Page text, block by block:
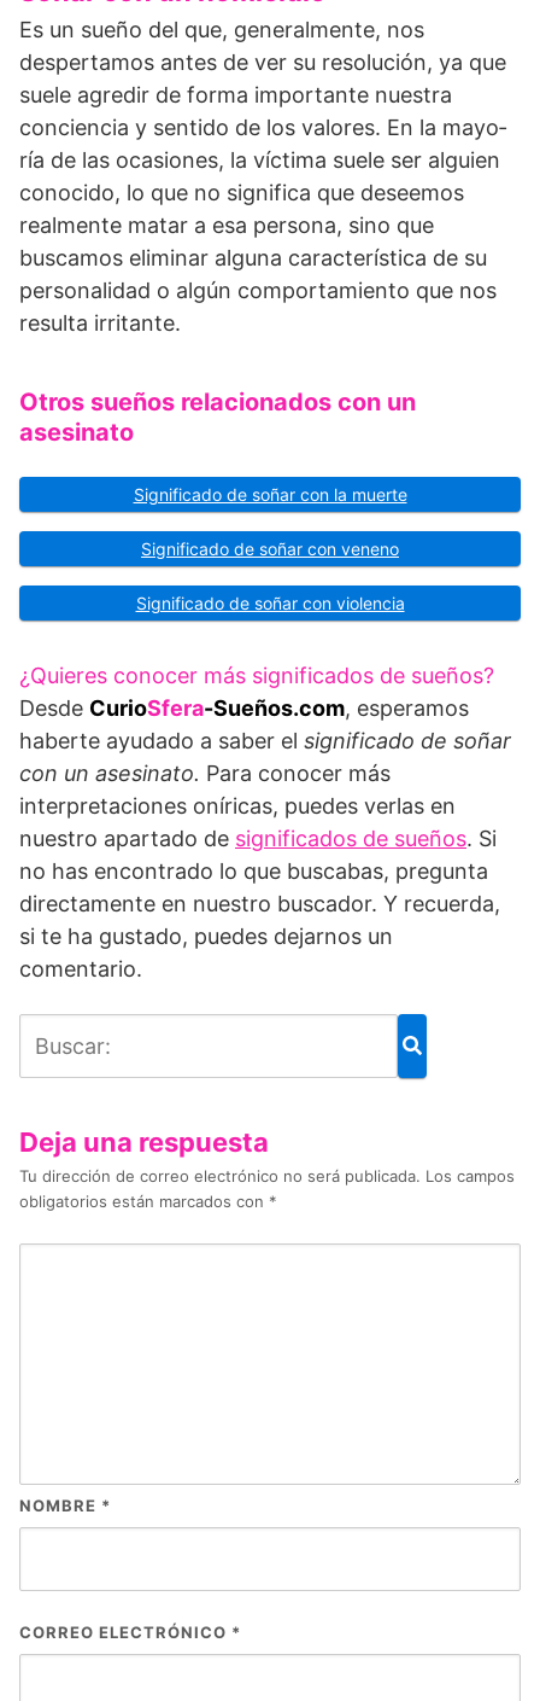
Es un sueño del que, generalmente, nos
despertamos antes de ver su resolución, ya que
suele agredir de forma importante nuestra
conciencia y sentido de los valores. En la mayo­
ría de las ocasiones, la víctima suele ser alguien
conocido, lo que no significa que desee­mos
realmente matar a esa persona, sino que
buscamos eliminar alguna característica de su
personalidad o algún comportamiento que nos
resulta irritante.
Otros sueños relacionados con un
asesinato
Significado de soñar con la muerte
Significado de soñar con veneno
Significado de soñar con violencia
¿Quieres conocer más significados de sueños?
Desde CurioSfera-Sueños.com, esperamos
haberte ayudado a saber el significado de soñar
con un asesinato. Para conocer más
interpretaciones oníricas, puedes verlas en
nuestro apartado de significados de sueños. Si
no has encontrado lo que buscabas, pregunta
directamente en nuestro buscador. Y recuerda,
si te ha gustado, puedes dejarnos un
comentario.
Deja una respuesta
Tu dirección de correo electrónico no será publicada. Los campos
obligatorios están marcados con *
NOMBRE *
CORREO ELECTRÓNICO *